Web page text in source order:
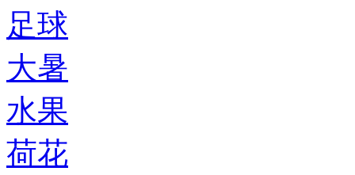
足球
大暑
水果
荷花